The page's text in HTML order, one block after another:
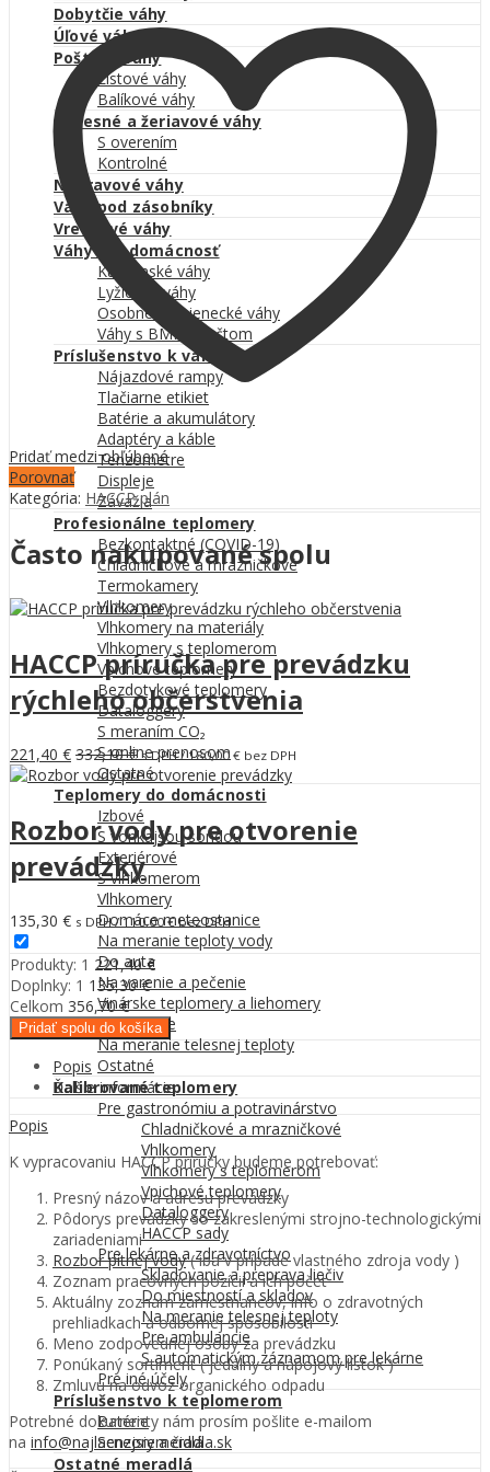
Dobytčie váhy
Úľové váhy
Poštové váhy
Listové váhy
Balíkové váhy
Závesné a žeriavové váhy
S overením
Kontrolné
Nápravové váhy
Váhy pod zásobníky
Vreckové váhy
Váhy pre domácnosť
Kuchynské váhy
Lyžicové váhy
Osobné a kojenecké váhy
Váhy s BMI výpočtom
Príslušenstvo k váham
Nájazdové rampy
Tlačiarne etikiet
Batérie a akumulátory
Adaptéry a káble
Tenzometre
Displeje
Závažia
Profesionálne teplomery
Bezkontaktné (COVID-19)
Chladničkové a mrazničkové
Termokamery
Vlhkomery
Vlhkomery na materiály
Vlhkomery s teplomerom
Vpichové teplomery
Bezdotykové teplomery
Dataloggery
S meraním CO₂
S online prenosom
Ostatné
Teplomery do domácnosti
Izbové
S vonkajšou sondou
Exteriérové
S vlhkomerom
Vlhkomery
Domáce meteostanice
Na meranie teploty vody
Do auta
Na varenie a pečenie
Vinárske teplomery a liehomery
Do udiarne
Na meranie telesnej teploty
Ostatné
Kalibrované teplomery
Pre gastronómiu a potravinárstvo
Chladničkové a mrazničkové
Vhlkomery
Vlhkomery s teplomerom
Vpichové teplomery
Dataloggery
HACCP sady
Pre lekárne a zdravotníctvo
Skladovanie a preprava liečiv
Do miestností a skladov
Na meranie telesnej teploty
Pre ambulancie
S automatickým záznamom pre lekárne
Pre iné účely
Príslušenstvo k teplomerom
Batérie
Senzory a čidlá
Ostatné meradlá
občerstvenia
quantity
Pridať medzi obľúbené
Porovnať
Kategória: HACCP plán
Často nakupované spolu
HACCP príručka pre prevádzku
rýchleho občerstvenia
221,40 € 332,10€ s DPH /180,00 € bez DPH
Rozbor vody pre otvorenie
prevádzky
135,30 € s DPH /110,00€bez DPH
Produkty: 1 221,40€
Doplnky: 1 135,30€
Celkom 356,70€
Pridať spolu do košíka
Popis
Ďalšie informácie
Popis
K vypracovaniu HACCP príručky budeme potrebovať:
Presný názov a adresu prevádzky
Pôdorys prevádzky so zakreslenými strojno-technologickými
zariadeniami
Rozbor pitnej vody( iba v prípade vlastného zdroja vody )
Zoznam pracovných pozícii a ich počet
Aktuálny zoznam zamestnancov, info o zdravotných
prehliadkach a odbornej spôsobilosti
Meno zodpovednej osoby za prevádzku
Ponúkaný sortiment ( jedálny a nápojový lístok )
Zmluvu na odvoz organického odpadu
Potrebné dokumenty nám prosím pošlite e-mailom
na info@najlacnejsiemeradla.sk